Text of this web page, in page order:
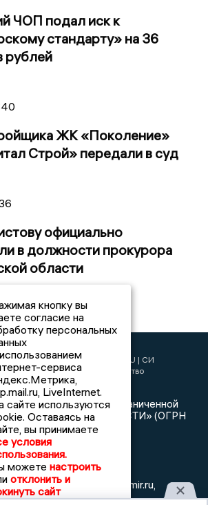
ЧОП подал иск к
стандарту» на 36
рублей
ЖК «Поколение»
Строй» передали в суд
официально
в должности прокурора
области
2017 © NEWSVLADIMIR.RU | СИ
«Информационное агентство
Владимирские новости»
Общество с ограниченной
«РЕГИОНАЛЬНЫЕ НОВОСТИ» (ОГРН
Мазов С. А.
8 (4922) 666916
редакции:info@newsvladimir.ru,
кнопку вы
согласие на
персональных
сервиса
LiveInternet.
сайте используются
Оставаясь на
вы принимаете
условия
можете настроить
отклонить и
сайт